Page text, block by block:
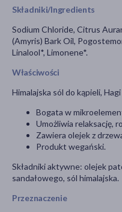
Składniki/Ingredients
Sodium Chloride, Citrus
(Amyris) Bark Oil,
Linalool*, Limonene*.
Właściwości
Himalajska sól do kąpieli,
Bogata w
Umożliwia relaksację,
Zawiera olejek z
Produkt wegański.
Składniki aktywne: olejek
sandałowego, sól himalajska.
Przeznaczenie